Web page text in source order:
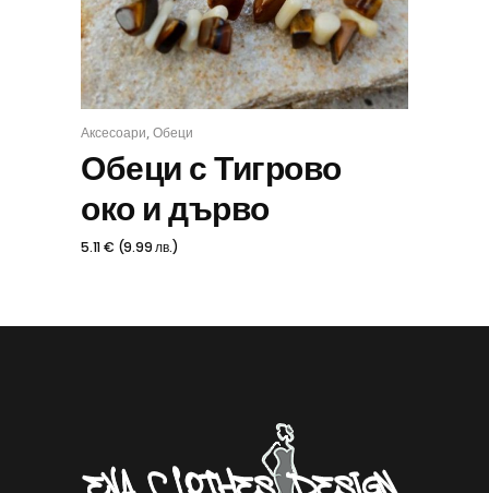
КУПИ
Аксесоари,Обеци
Обеци с Тигрово
око и дърво
5.11€ (9.99лв.)